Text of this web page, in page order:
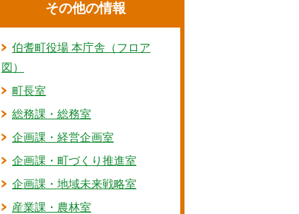
その他の情報
伯耆町役場 本庁舎（フロア
図）
町長室
総務課・総務室
企画課・経営企画室
企画課・町づくり推進室
企画課・地域未来戦略室
産業課・農林室